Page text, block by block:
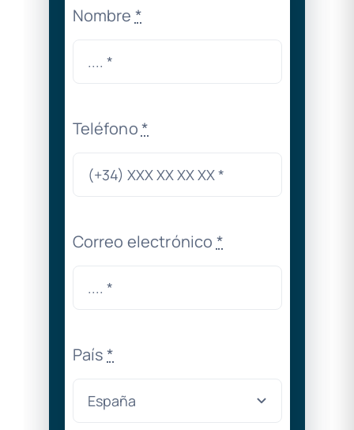
Nombre *
Teléfono*
Correo electrónico *
País*